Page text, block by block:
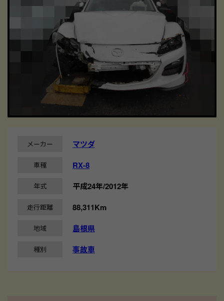
メーカー マツダ
車種 RX-8
年式 平成24年/2012年
走行距離 88,311Km
地域 島根県
種別 事故車